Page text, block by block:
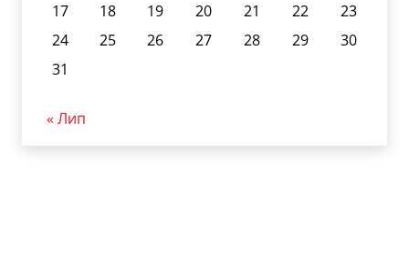
17
18 19 20 21 22
23
24
25 26 27 28 29
30
31
« Лип